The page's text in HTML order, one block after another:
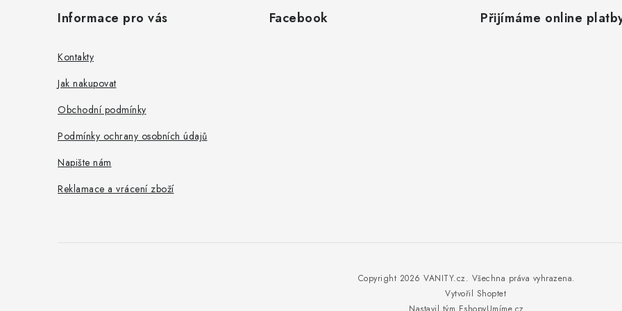
Informace pro vás
Kontakty
Jak nakupovat
Obchodní podmínky
Podmínky ochrany osobních údajů
Napište nám
Reklamace a vrácení zboží
Facebook Přijímáme online
Vytvořil Shoptet
Copyright 2026 VANITY.cz. Všechna práva vyhrazena.